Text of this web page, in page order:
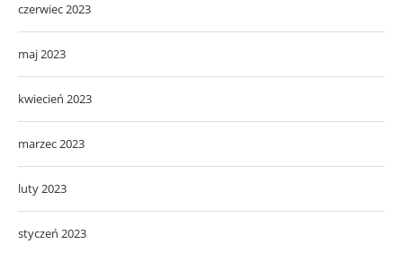
czerwiec 2023
maj 2023
kwiecień 2023
marzec 2023
luty 2023
styczeń 2023